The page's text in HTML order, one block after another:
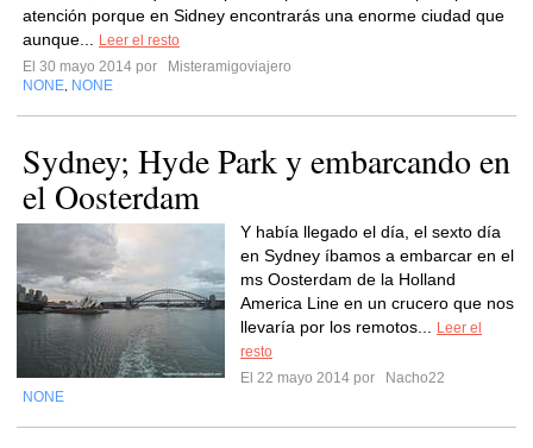
atención porque en Sidney encontrarás una enorme ciudad que
aunque...
Leer el resto
El 30 mayo 2014 por
Misteramigoviajero
NONE NONE
Sydney; Hyde Park y embarcando en
el Oosterdam
Y había llegado el día, el sexto día
en Sydney íbamos a embarcar en el
ms Oosterdam de la Holland
America Line en un crucero que nos
llevaría por los remotos...
Leer el
resto
El 22 mayo 2014 por
Nacho22
NONE